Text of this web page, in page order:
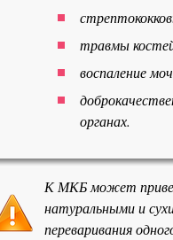
травмы
воспаление
органах.
К МКБ может
натуральными и
переваривания